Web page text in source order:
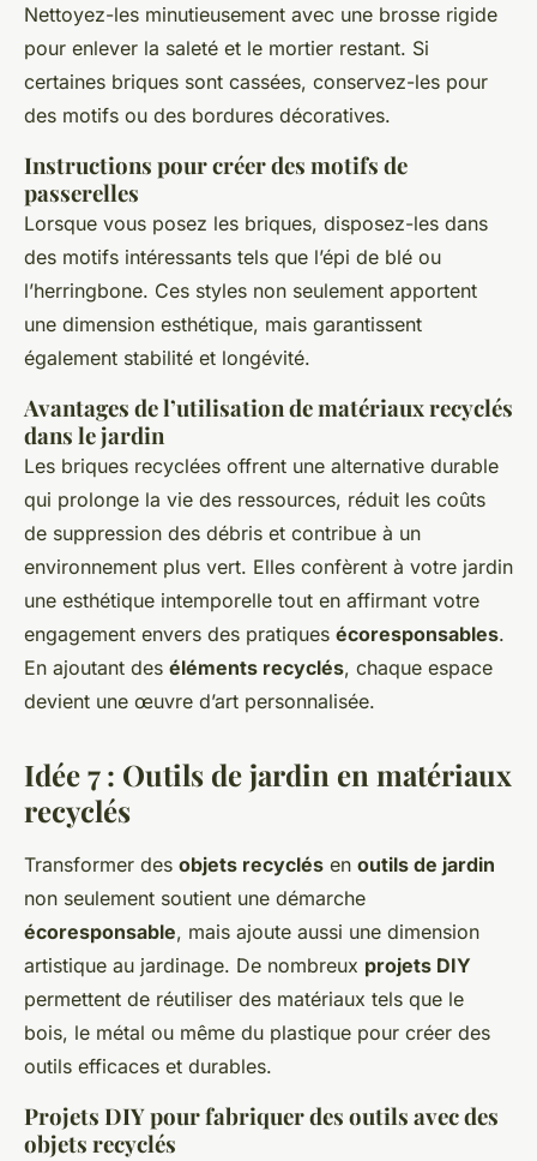
Nettoyez-les minutieusement avec une brosse rigide
pour enlever la saleté et le mortier restant. Si
certaines briques sont cassées, conservez-les pour
des motifs ou des bordures décoratives.
Instructions pour créer des motifs de
passerelles
Lorsque vous posez les briques, disposez-les dans
des motifs intéressants tels que l’épi de blé ou
l’herringbone. Ces styles non seulement apportent
une dimension esthétique, mais garantissent
également stabilité et longévité.
Avantages de l’utilisation de matériaux recyclés
dans le jardin
Les briques recyclées offrent une alternative durable
qui prolonge la vie des ressources, réduit les coûts
de suppression des débris et contribue à un
environnement plus vert. Elles confèrent à votre jardin
une esthétique intemporelle tout en affirmant votre
engagement envers des pratiques écoresponsables.
En ajoutant des éléments recyclés, chaque espace
devient une œuvre d’art personnalisée.
Idée 7 : Outils de jardin en matériaux
recyclés
Transformer des objets recyclés en outils de jardin
non seulement soutient une démarche
écoresponsable, mais ajoute aussi une dimension
artistique au jardinage. De nombreux projets DIY
permettent de réutiliser des matériaux tels que le
bois, le métal ou même du plastique pour créer des
outils efficaces et durables.
Projets DIY pour fabriquer des outils avec des
objets recyclés